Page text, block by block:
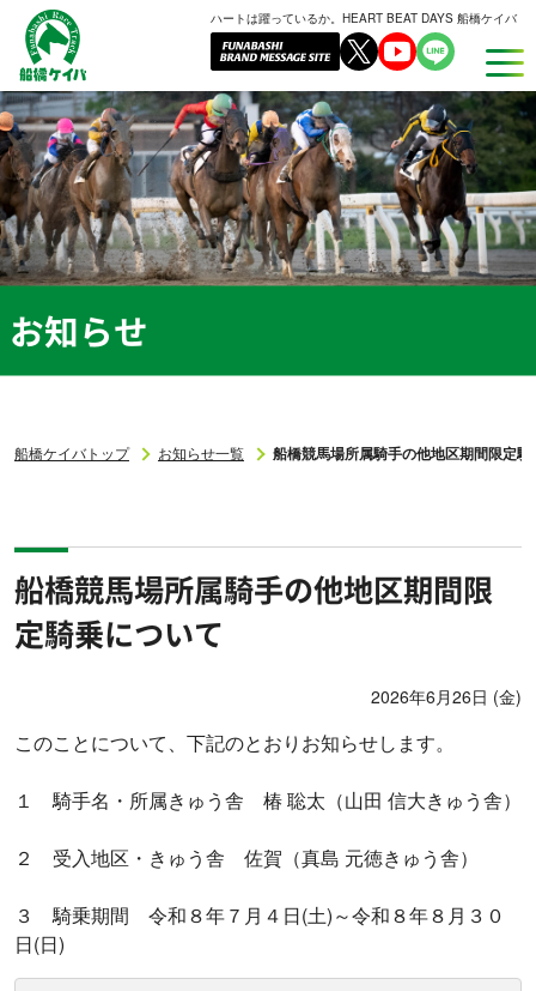
船
橋
ケ
イ
バ
ハートは躍っているか。HEART BEAT DAYS 船橋ケイバ
お知らせ
船橋ケイバトップ お知らせ一覧 船橋競馬場所属騎手の他地区期間限定
船橋競馬場所属騎手の他地区期間限
定騎乗について
2026年6月26日 (金)
このことについて、下記のとおりお知らせします。
１ 騎手名・所属きゅう舎 椿 聡太（山田 信大きゅう舎）
２ 受入地区・きゅう舎 佐賀（真島 元徳きゅう舎）
３ 騎乗期間 令和８年７月４日(土)～令和８年８月３０
日(日)